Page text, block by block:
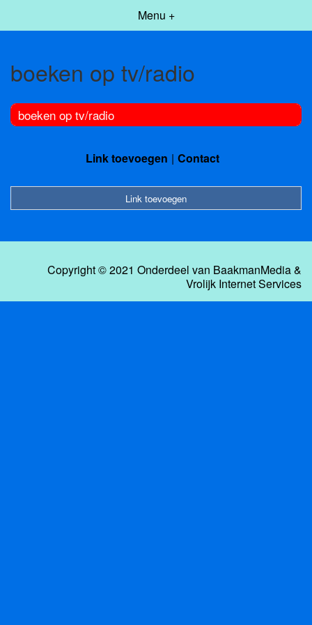
Menu +
boeken op tv/radio
boeken op tv/radio
Link toevoegen Contact
Link toevoegen
Copyright © 2021 Onderdeel van BaakmanMedia&
Vrolijk Internet Services